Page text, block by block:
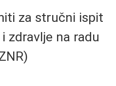
za stručni ispit
zdravlje na radu